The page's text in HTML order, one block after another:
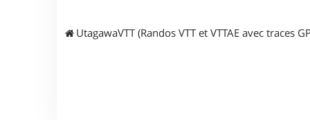
UtagawaVTT (Randos VTT et VTTAE avec traces